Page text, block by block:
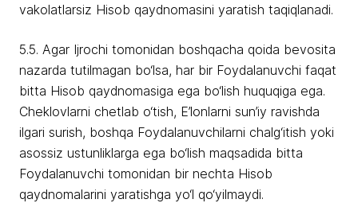
vakolatlarsiz Hisob qaydnomasini yaratish taqiqlanadi.
5.5. Agar Ijrochi tomonidan boshqacha qoida bevosita
nazarda tutilmagan bo‘lsa, har bir Foydalanuvchi faqat
bitta Hisob qaydnomasiga ega bo‘lish huquqiga ega.
Cheklovlarni chetlab o‘tish, E’lonlarni sun’iy ravishda
ilgari surish, boshqa Foydalanuvchilarni chalg‘itish yoki
asossiz ustunliklarga ega bo‘lish maqsadida bitta
Foydalanuvchi tomonidan bir nechta Hisob
qaydnomalarini yaratishga yo‘l qo‘yilmaydi.